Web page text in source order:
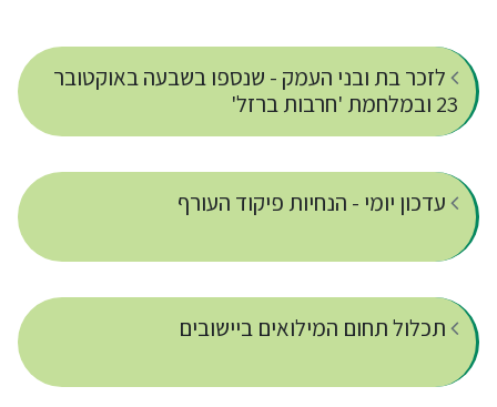
לזכר בת ובני העמק - שנספו בשבעה באוקטובר
23 ובמלחמת 'חרבות ברזל'
עדכון יומי - הנחיות פיקוד העורף
תכלול תחום המילואים ביישובים